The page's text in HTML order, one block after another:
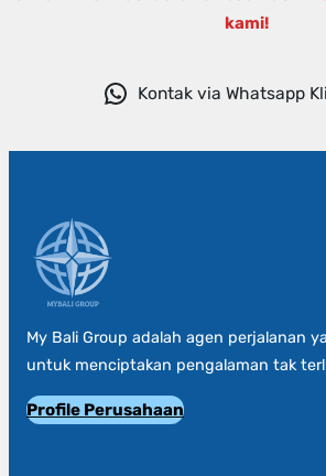
kami!
Kontak via Whatsapp
My Bali Group adalah agen perjalanan
untuk menciptakan pengalaman tak
Profile Perusahaan